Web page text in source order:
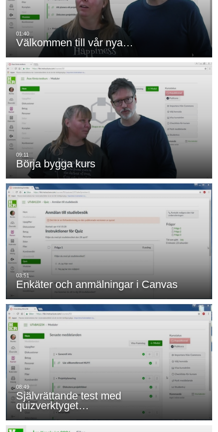
Välkommen till vår nya…
Börja bygga kurs
Enkäter och anmälningar i Canvas
Självrättande test med
quizverktyget…